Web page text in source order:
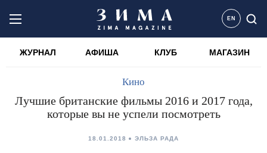
EN
ЖУРНАЛ АФИША КЛУБ МАГАЗИН
Кино
Лучшие британские фильмы 2016 и 2017 года,
которые вы не успели посмотреть
18.01.2018 ЭЛЬЗА РАДА